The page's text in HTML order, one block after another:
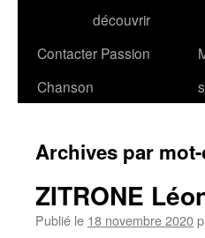
découvrir
Contacter Passion
Chanson
Archives par
ZITRONE
Publié le 18 novembre 2020